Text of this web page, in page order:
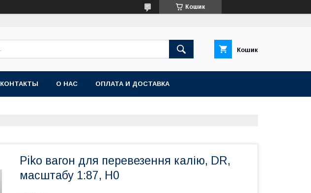
Кошик
Кошик
КОНТАКТЫ О НАС ОПЛАТА И ДОСТАВКА
Piko вагон для перевезення калію, DR,
масштабу 1:87, H0